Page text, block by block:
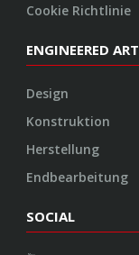
Cookie Richtlinie
ENGINEERED ART
Design
Konstruktion
Herstellung
Endbearbeitung
SOCIAL